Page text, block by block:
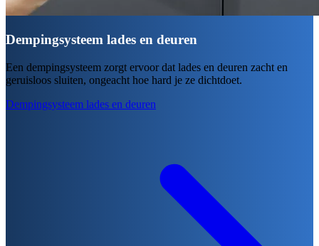
Dempingsysteem lades en deuren
Een dempingsysteem zorgt ervoor dat lades en deuren zacht en
geruisloos sluiten, ongeacht hoe hard je ze dichtdoet.
Dempingsysteem lades en deuren